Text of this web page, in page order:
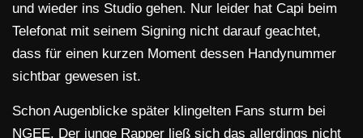
und wieder ins Studio gehen. Nur leider hat Capi beim
Telefonat mit seinem Signing nicht darauf geachtet,
dass für einen kurzen Moment dessen Handynummer
sichtbar gewesen ist.
Schon Augenblicke später klingelten Fans sturm bei
NGEE. Der junge Rapper ließ sich das allerdings nicht